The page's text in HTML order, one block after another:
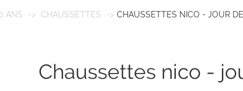
ANS CHAUSSETTES CHAUSSETTES NICO - JOUR
chaussettes nico -